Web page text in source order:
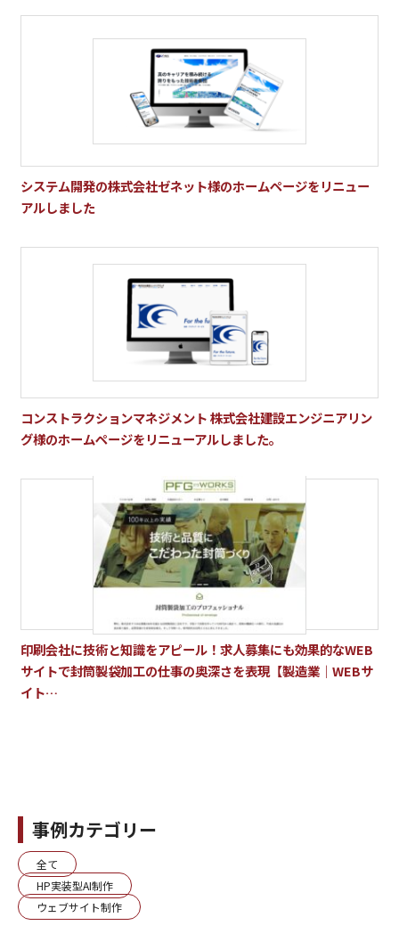
システム開発の株式会社ゼネット様のホームページをリニュー
アルしました
コンストラクションマネジメント 株式会社建設エンジニアリン
グ様のホームページをリニューアルしました。
印刷会社に技術と知識をアピール！求人募集にも効果的なWEB
サイトで封筒製袋加工の仕事の奥深さを表現【製造業｜WEBサ
イト…
事例カテゴリー
全て
HP実装型AI制作
ウェブサイト制作